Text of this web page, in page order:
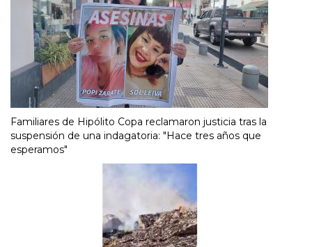
Familiares de Hipólito Copa reclamaron justicia tras la
suspensión de una indagatoria: "Hace tres años que
esperamos"